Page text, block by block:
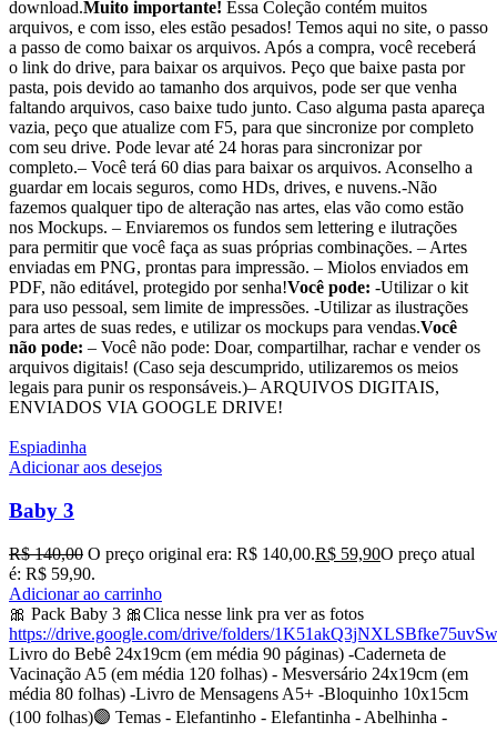
download.Muito importante! Essa Coleção contém muitos
arquivos, e com isso, eles estão pesados! Temos aqui no site, o passo
a passo de como baixar os arquivos. Após a compra, você receberá
o link do drive, para baixar os arquivos. Peço que baixe pasta por
pasta, pois devido ao tamanho dos arquivos, pode ser que venha
faltando arquivos, caso baixe tudo junto. Caso alguma pasta apareça
vazia, peço que atualize com F5, para que sincronize por completo
com seu drive. Pode levar até 24 horas para sincronizar por
completo.– Você terá 60 dias para baixar os arquivos. Aconselho a
guardar em locais seguros, como HDs, drives, e nuvens.-Não
fazemos qualquer tipo de alteração nas artes, elas vão como estão
nos Mockups. – Enviaremos os fundos sem lettering e ilutrações
para permitir que você faça as suas próprias combinações. – Artes
enviadas em PNG, prontas para impressão. – Miolos enviados em
PDF, não editável, protegido por senha!Você pode: -Utilizar o kit
para uso pessoal, sem limite de impressões. -Utilizar as ilustrações
para artes de suas redes, e utilizar os mockups para vendas.Você
não pode: – Você não pode: Doar, compartilhar, rachar e vender os
arquivos digitais! (Caso seja descumprido, utilizaremos os meios
legais para punir os responsáveis.)– ARQUIVOS DIGITAIS,
ENVIADOS VIA GOOGLE DRIVE!
Espiadinha
Adicionar aos desejos
Baby 3
R$140,00 O preço original era: R$ 140,00.R$ 59,90O preço atual
é: R$ 59,90.
Adicionar ao carrinho
🎀 Pack Baby 3 🎀Clica nesse link pra ver as fotos
https://drive.google.com/drive/folders/
Livro do Bebê 24x19cm (em média 90 páginas) -Caderneta de
Vacinação A5 (em média 120 folhas) - Mesversário 24x19cm (em
média 80 folhas) -Livro de Mensagens A5+ -Bloquinho 10x15cm
(100 folhas)🟣 Temas - Elefantinho - Elefantinha - Abelhinha -